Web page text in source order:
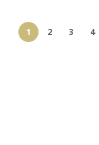
1 2 3 4